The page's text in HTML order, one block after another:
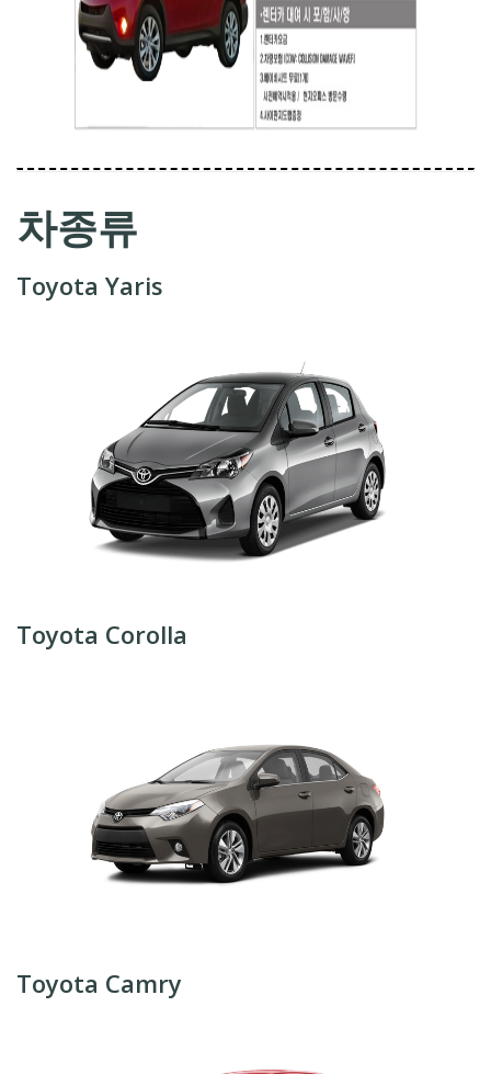
차종류
Toyota Yaris
Toyota Corolla
Toyota Camry